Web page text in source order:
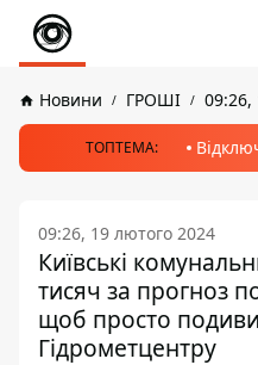
Новини ГРОШІ 09:26,
ТОПТЕМА:
09:26, 19 лютого 2024
Київські
тисяч за прогноз
щоб просто
Гідрометцентру